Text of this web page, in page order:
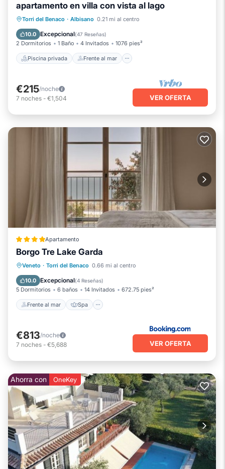
apartamento en villa con vista al lago
Torri del Benaco · Albisano 0.21 mi al centro
10.0 Excepcional(47 Reseñas)
2 Dormitorios 1 Baño 4 Invitados 1076 pies²
Piscina privada Frente al mar
Piscina privada
Frente al mar
Chimenea/Calefacción
€215/noche
7 noches - €1,504 VER OFERTA
Apartamento
Borgo Tre Lake Garda
Veneto · Torri del Benaco 0.66 mi al centro
10.0 Excepcional(4 Reseñas)
5 Dormitorios 6 baños 14 Invitados 672.75 pies²
Frente al mar Spa
Frente al mar
Spa
Chimenea/Calefacción
€813/noche
7 noches - €5,688 VER OFERTA
Ahorra con OneKey